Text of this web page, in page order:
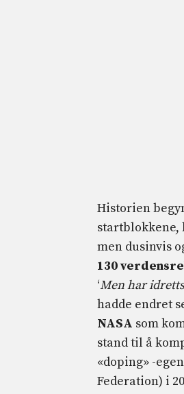
Historien
startblokkene,
men dusinvis
130
‘Men har
hadde endret
NASA som
stand til å
«doping» -
Federation) i